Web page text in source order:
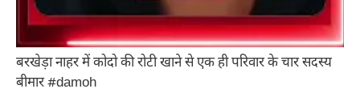
बरखेड़ा नाहर में कोदो की रोटी खाने से एक ही परिवार के चार सदस्य
बीमार #damoh